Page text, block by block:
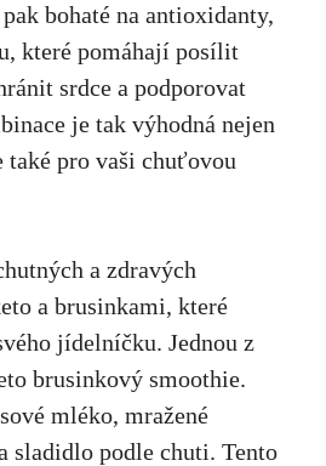
bohaté na antioxidanty,
které pomáhají posílit
srdce a podporovat
je tak výhodná nejen
také pro vaši chuťovou
a zdravých
a brusinkami, které
jídelníčku. Jednou z
brusinkový smoothie.
mléko, mražené
sladidlo podle chuti. Tento